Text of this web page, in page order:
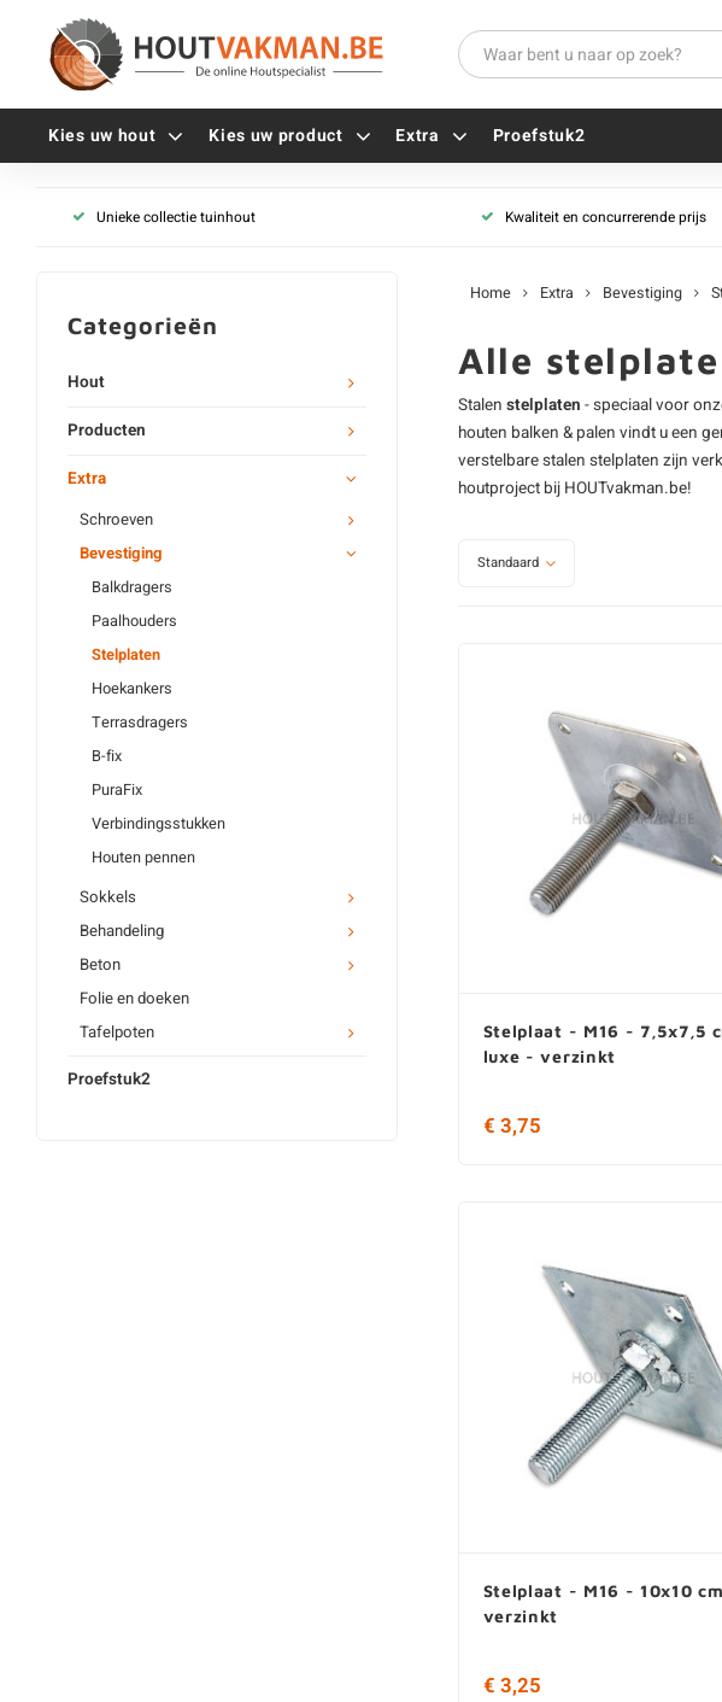
Kies uw hout Kies uw product Extra
Vlonderschroeven
Inox schroeven
Zwarte schroeven
Terrasdragers
Verbindingsstukken
Proefstuk2
Unieke collectie tuinhout Kwaliteit en concurrerende prijs
Categorieën
Hout
Producten
Extra
Schroeven
Bevestiging
Balkdragers
Paalhouders
Stelplaten
Hoekankers
Terrasdragers
B-fix
PuraFix
Verbindingsstukken
Houten pennen
Sokkels
Behandeling
Beton
Folie en doeken
Tafelpoten
Proefstuk2
Home Extra Bevestiging
Alle
Stalen stelplaten - speciaal voor
houten balken & palen vindt u een
verstelbare stalen stelplaten zijn
houtproject bij HOUTvakman.be!
Standaard
Stelplaat - M16 - 7,5x7,5
luxe - verzinkt
€ 3,75
Stelplaat - M16 - 10x10
verzinkt
€ 3,25